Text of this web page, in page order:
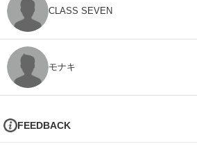
CLASS SEVEN
モナキ
FEEDBACK